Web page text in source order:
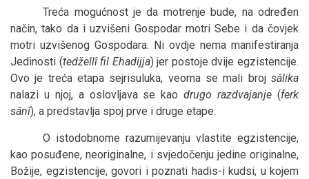
Treća mogućnost je da motrenje bude, na određen
način, tako da i uzvišeni Gospodar motri Sebe i da čovjek
motri uzvišenog Gospodara. Ni ovdje nema manifestiranja
Jedinosti (tedžellî fil Ehadijja) jer postoje dvije egzistencije.
Ovo je treća etapa sejrisuluka, veoma se mali broj sâlika
nalazi u njoj, a oslovljava se kaodrugo razdvajanje (ferk
sânî), a predstavlja spoj prve i druge etape.
O istodobnome razumijevanju vlastite egzistencije,
kao posuđene, neoriginalne, i svjedočenju jedine originalne,
Božije, egzistencije, govori i poznati hadis-i kudsi, u kojem